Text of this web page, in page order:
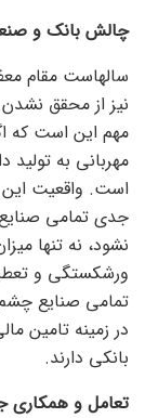
چالش بانک و
سالهاست مقام
نیز از محقق
مهم این است که
مهربانی به
است. واقعیت
جدی تمامی صنایع
نشود، نه تنها
ورشکستگی و
تمامی صنایع
در زمینه تامین
بانکی دارند.
تعامل و همکاری